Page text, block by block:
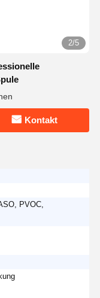
2/5
Kontakt
PVOC,